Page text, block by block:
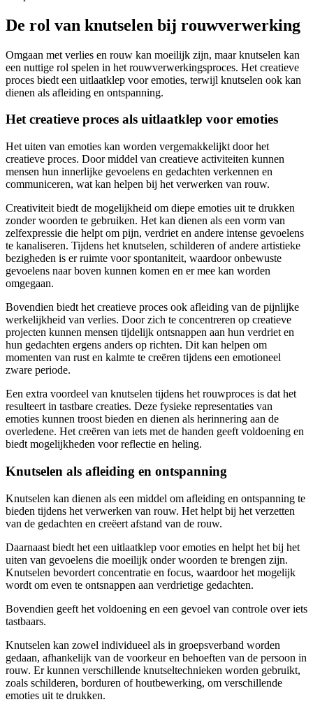
De rol van knutselen bij rouwverwerking
Omgaan met verlies en rouw kan moeilijk zijn, maar knutselen kan
een nuttige rol spelen in het rouwverwerkingsproces. Het creatieve
proces biedt een uitlaatklep voor emoties, terwijl knutselen ook kan
dienen als afleiding en ontspanning.
Het creatieve proces als uitlaatklep voor emoties
Het uiten van emoties kan worden vergemakkelijkt door het
creatieve proces. Door middel van creatieve activiteiten kunnen
mensen hun innerlijke gevoelens en gedachten verkennen en
communiceren, wat kan helpen bij het verwerken van rouw.
Creativiteit biedt de mogelijkheid om diepe emoties uit te drukken
zonder woorden te gebruiken. Het kan dienen als een vorm van
zelfexpressie die helpt om pijn, verdriet en andere intense gevoelens
te kanaliseren. Tijdens het knutselen, schilderen of andere artistieke
bezigheden is er ruimte voor spontaniteit, waardoor onbewuste
gevoelens naar boven kunnen komen en er mee kan worden
omgegaan.
Bovendien biedt het creatieve proces ook afleiding van de pijnlijke
werkelijkheid van verlies. Door zich te concentreren op creatieve
projecten kunnen mensen tijdelijk ontsnappen aan hun verdriet en
hun gedachten ergens anders op richten. Dit kan helpen om
momenten van rust en kalmte te creëren tijdens een emotioneel
zware periode.
Een extra voordeel van knutselen tijdens het rouwproces is dat het
resulteert in tastbare creaties. Deze fysieke representaties van
emoties kunnen troost bieden en dienen als herinnering aan de
overledene. Het creëren van iets met de handen geeft voldoening en
biedt mogelijkheden voor reflectie en heling.
Knutselen als afleiding en ontspanning
Knutselen kan dienen als een middel om afleiding en ontspanning te
bieden tijdens het verwerken van rouw. Het helpt bij het verzetten
van de gedachten en creëert afstand van de rouw.
Daarnaast biedt het een uitlaatklep voor emoties en helpt het bij het
uiten van gevoelens die moeilijk onder woorden te brengen zijn.
Knutselen bevordert concentratie en focus, waardoor het mogelijk
wordt om even te ontsnappen aan verdrietige gedachten.
Bovendien geeft het voldoening en een gevoel van controle over iets
tastbaars.
Knutselen kan zowel individueel als in groepsverband worden
gedaan, afhankelijk van de voorkeur en behoeften van de persoon in
rouw. Er kunnen verschillende knutseltechnieken worden gebruikt,
zoals schilderen, borduren of houtbewerking, om verschillende
emoties uit te drukken.